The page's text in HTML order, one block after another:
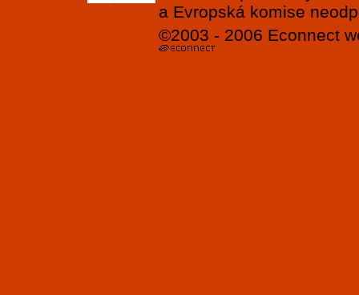
a Evropská komise
©2003 - 2006 Econnect